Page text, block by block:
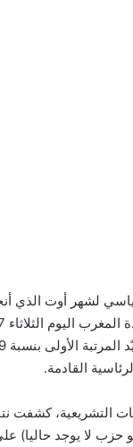
لشهر أوت الذي
القادمة.
التشريعية، كشفت